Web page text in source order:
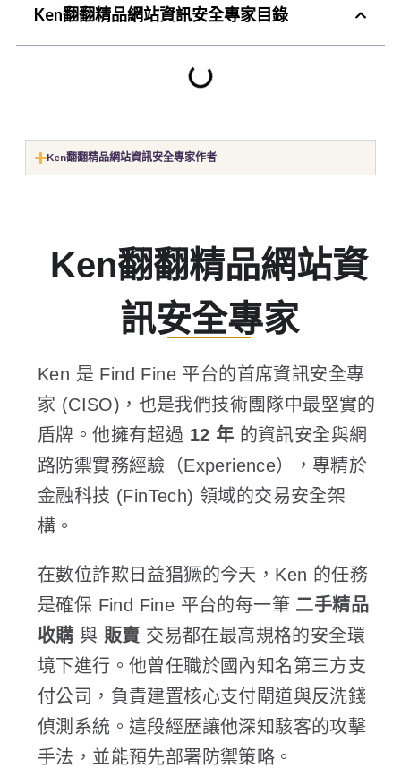
Ken翻翻精品網站資訊安全專家目錄
Ken翻翻精品網站資訊安全專家作者
Ken翻翻精品網站資
訊安全專家
Ken 是 Find Fine 平台的首席資訊安全專
家 (CISO)，也是我們技術團隊中最堅實的
盾牌。他擁有超過 12 年 的資訊安全與網
路防禦實務經驗（Experience），專精於
金融科技 (FinTech) 領域的交易安全架
構。
在數位詐欺日益猖獗的今天，Ken 的任務
是確保 Find Fine 平台的每一筆 二手精品
收購 與 販賣 交易都在最高規格的安全環
境下進行。他曾任職於國內知名第三方支
付公司，負責建置核心支付閘道與反洗錢
偵測系統。這段經歷讓他深知駭客的攻擊
手法，並能預先部署防禦策略。